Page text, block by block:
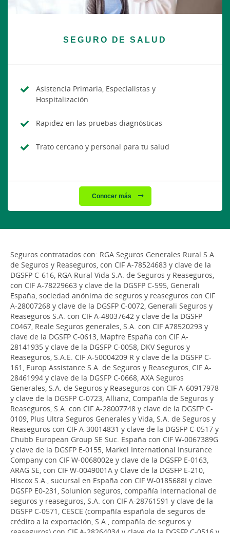
SEGURO DE SALUD
Asistencia Primaria, Especialistas y
Hospitalización
Rapidez en las pruebas diagnósticas
Trato cercano y personal para tu salud
Conocer más
Seguros contratados con: RGA Seguros Generales Rural S.A.
de Seguros y Reaseguros, con CIF A-78524683 y clave de la
DGSFP C-616, RGA Rural Vida S.A. de Seguros y Reaseguros,
con CIF A-78229663 y clave de la DGSFP C-595, Generali
España, sociedad anónima de seguros y reaseguros con CIF
A-28007268 y clave de la DGSFP C-0072, Generali Seguros y
Reaseguros S.A. con CIF A-48037642 y clave de la DGSFP
C0467, Reale Seguros generales, S.A. con CIF A78520293 y
clave de la DGSFP C-0613, Mapfre España con CIF A-
28141935 y clave de la DGSFP C-0058, DKV Seguros y
Reaseguros, S.A.E. CIF A-50004209 R y clave de la DGSFP C-
161, Europ Assistance S.A. de Seguros y Reaseguros, CIF A-
28461994 y clave de la DGSFP C-0668, AXA Seguros
Generales, S.A. de Seguros y Reaseguros con CIF A-60917978
y clave de la DGSFP C-0723, Allianz, Compañía de Seguros y
Reaseguros, S.A. con CIF A-28007748 y clave de la DGSFP C-
0109, Plus Ultra Seguros Generales y Vida, S.A. de Seguros y
Reaseguros con CIF A-30014831 y clave de la DGSFP C-0517 y
Chubb European Group SE Suc. España con CIF W-0067389G
y clave de la DGSFP E-0155, Markel International Insurance
Company con CIF W-0068002e y clave de la DGSFP E-0163,
ARAG SE, con CIF W-0049001A y Clave de la DGSFP E-210,
Hiscox S.A., sucursal en España con CIF W-0185688I y clave
DGSFP E0-231, Solunion seguros, compañía internacional de
seguros y reaseguros, S.A. con CIF A-28761591 y clave de la
DGSFP C-0571, CESCE (compañía española de seguros de
crédito a la exportación, S.A., compañía de seguros y